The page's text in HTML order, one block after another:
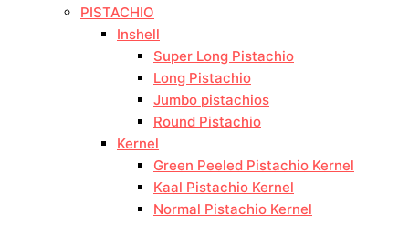
PISTACHIO
Inshell
Super Long Pistachio
Long Pistachio
Jumbo pistachios
Round Pistachio
Kernel
Green Peeled Pistachio Kernel
Kaal Pistachio Kernel
Normal Pistachio Kernel